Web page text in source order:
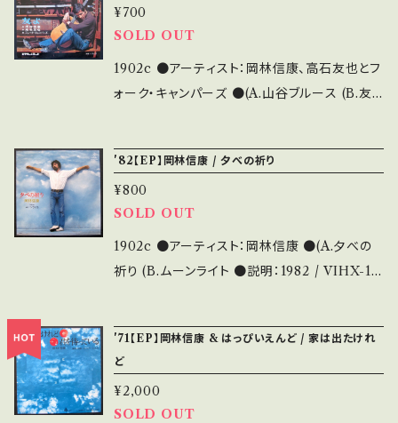
さい。 お知らせ等は、About 画面にてご確認く
ださい。
¥700
SOLD OUT
1902c ●アーティスト：岡林信康、高石友也とフ
ォーク・キャンパーズ ●(A.山谷ブルース (B.友よ
るはずだった発禁シングル「ほんじゃま おじゃま
します」B面収録。 ●状態：ジャケ/盤：B/B (国内
盤) * 【状態説明の見方】 商品列に並ぶ ■状
態・説明 / 発送について■ をご覧ください。 お
知らせ等は、About 画面にてご確認ください。
'82【EP】岡林信康 / 夕べの祈り
¥800
SOLD OUT
1902c ●アーティスト：岡林信康 ●(A.夕べの
祈り (B.ムーンライト ●説明：1982 / VIHX-15
■状態・説明 / 発送について■ をご覧ください。
お知らせ等は、About 画面にてご確認ください。
'71【EP】岡林信康 & はっぴいえんど / 家は出たけれ
ど
¥2,000
SOLD OUT